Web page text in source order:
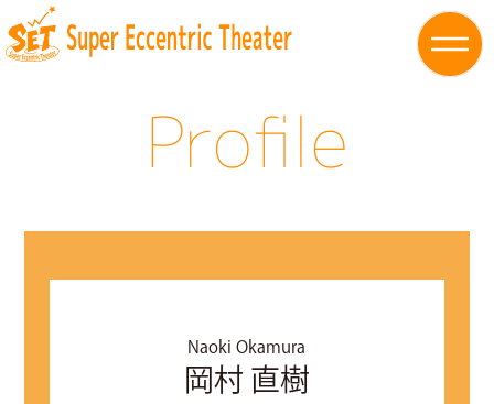
Profile
Naoki Okamura
岡村 直樹